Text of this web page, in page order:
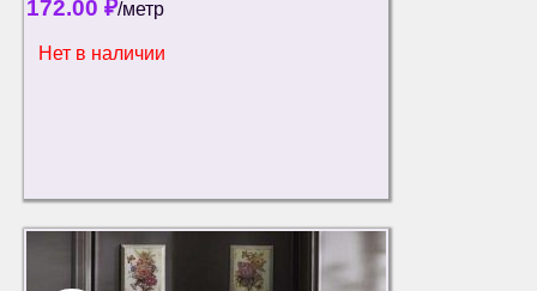
172.00 ₽/метр
Нет в наличии